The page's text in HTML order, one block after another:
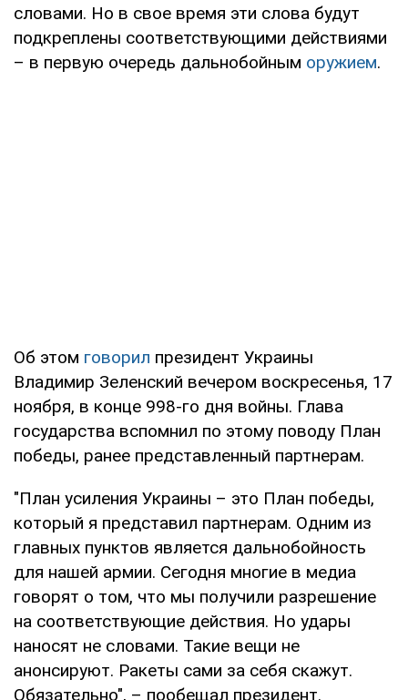
словами. Но в свое время эти слова будут
подкреплены соответствующими действиями
– в первую очередь дальнобойным оружием.
Об этом говорил президент Украины
Владимир Зеленский вечером воскресенья, 17
ноября, в конце 998-го дня войны. Глава
государства вспомнил по этому поводу План
победы, ранее представленный партнерам.
"План усиления Украины – это План победы,
который я представил партнерам. Одним из
главных пунктов является дальнобойность
для нашей армии. Сегодня многие в медиа
говорят о том, что мы получили разрешение
на соответствующие действия. Но удары
наносят не словами. Такие вещи не
анонсируют. Ракеты сами за себя скажут.
Обязательно", – пообещал президент.